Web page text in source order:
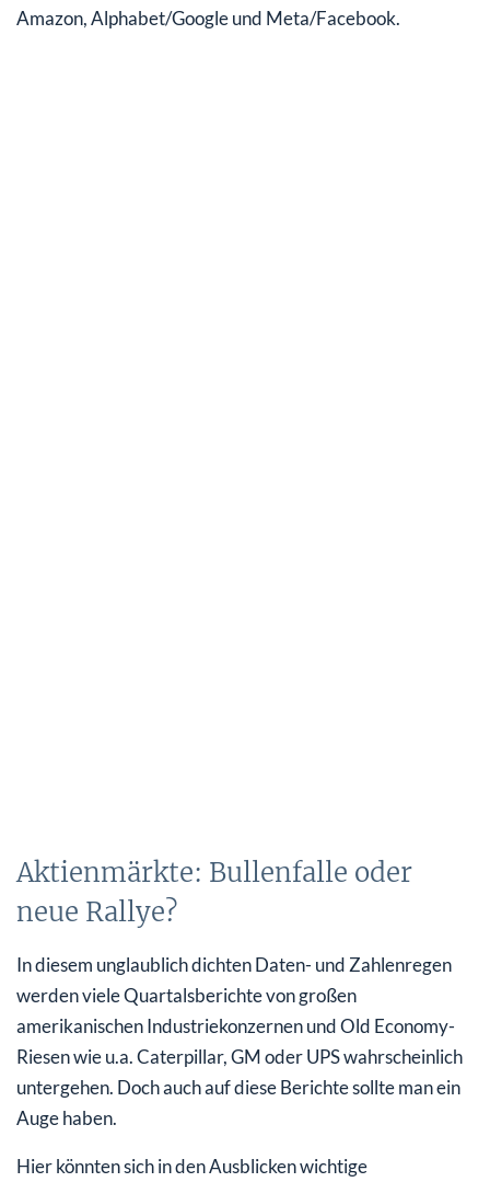
Amazon, Alphabet/Google und Meta/Facebook.
Aktienmärkte: Bullenfalle oder
neue Rallye?
In diesem unglaublich dichten Daten- und Zahlenregen
werden viele Quartalsberichte von großen
amerikanischen Industriekonzernen und Old Economy-
Riesen wie u.a. Caterpillar, GM oder UPS wahrscheinlich
untergehen. Doch auch auf diese Berichte sollte man ein
Auge haben.
Hier könnten sich in den Ausblicken wichtige